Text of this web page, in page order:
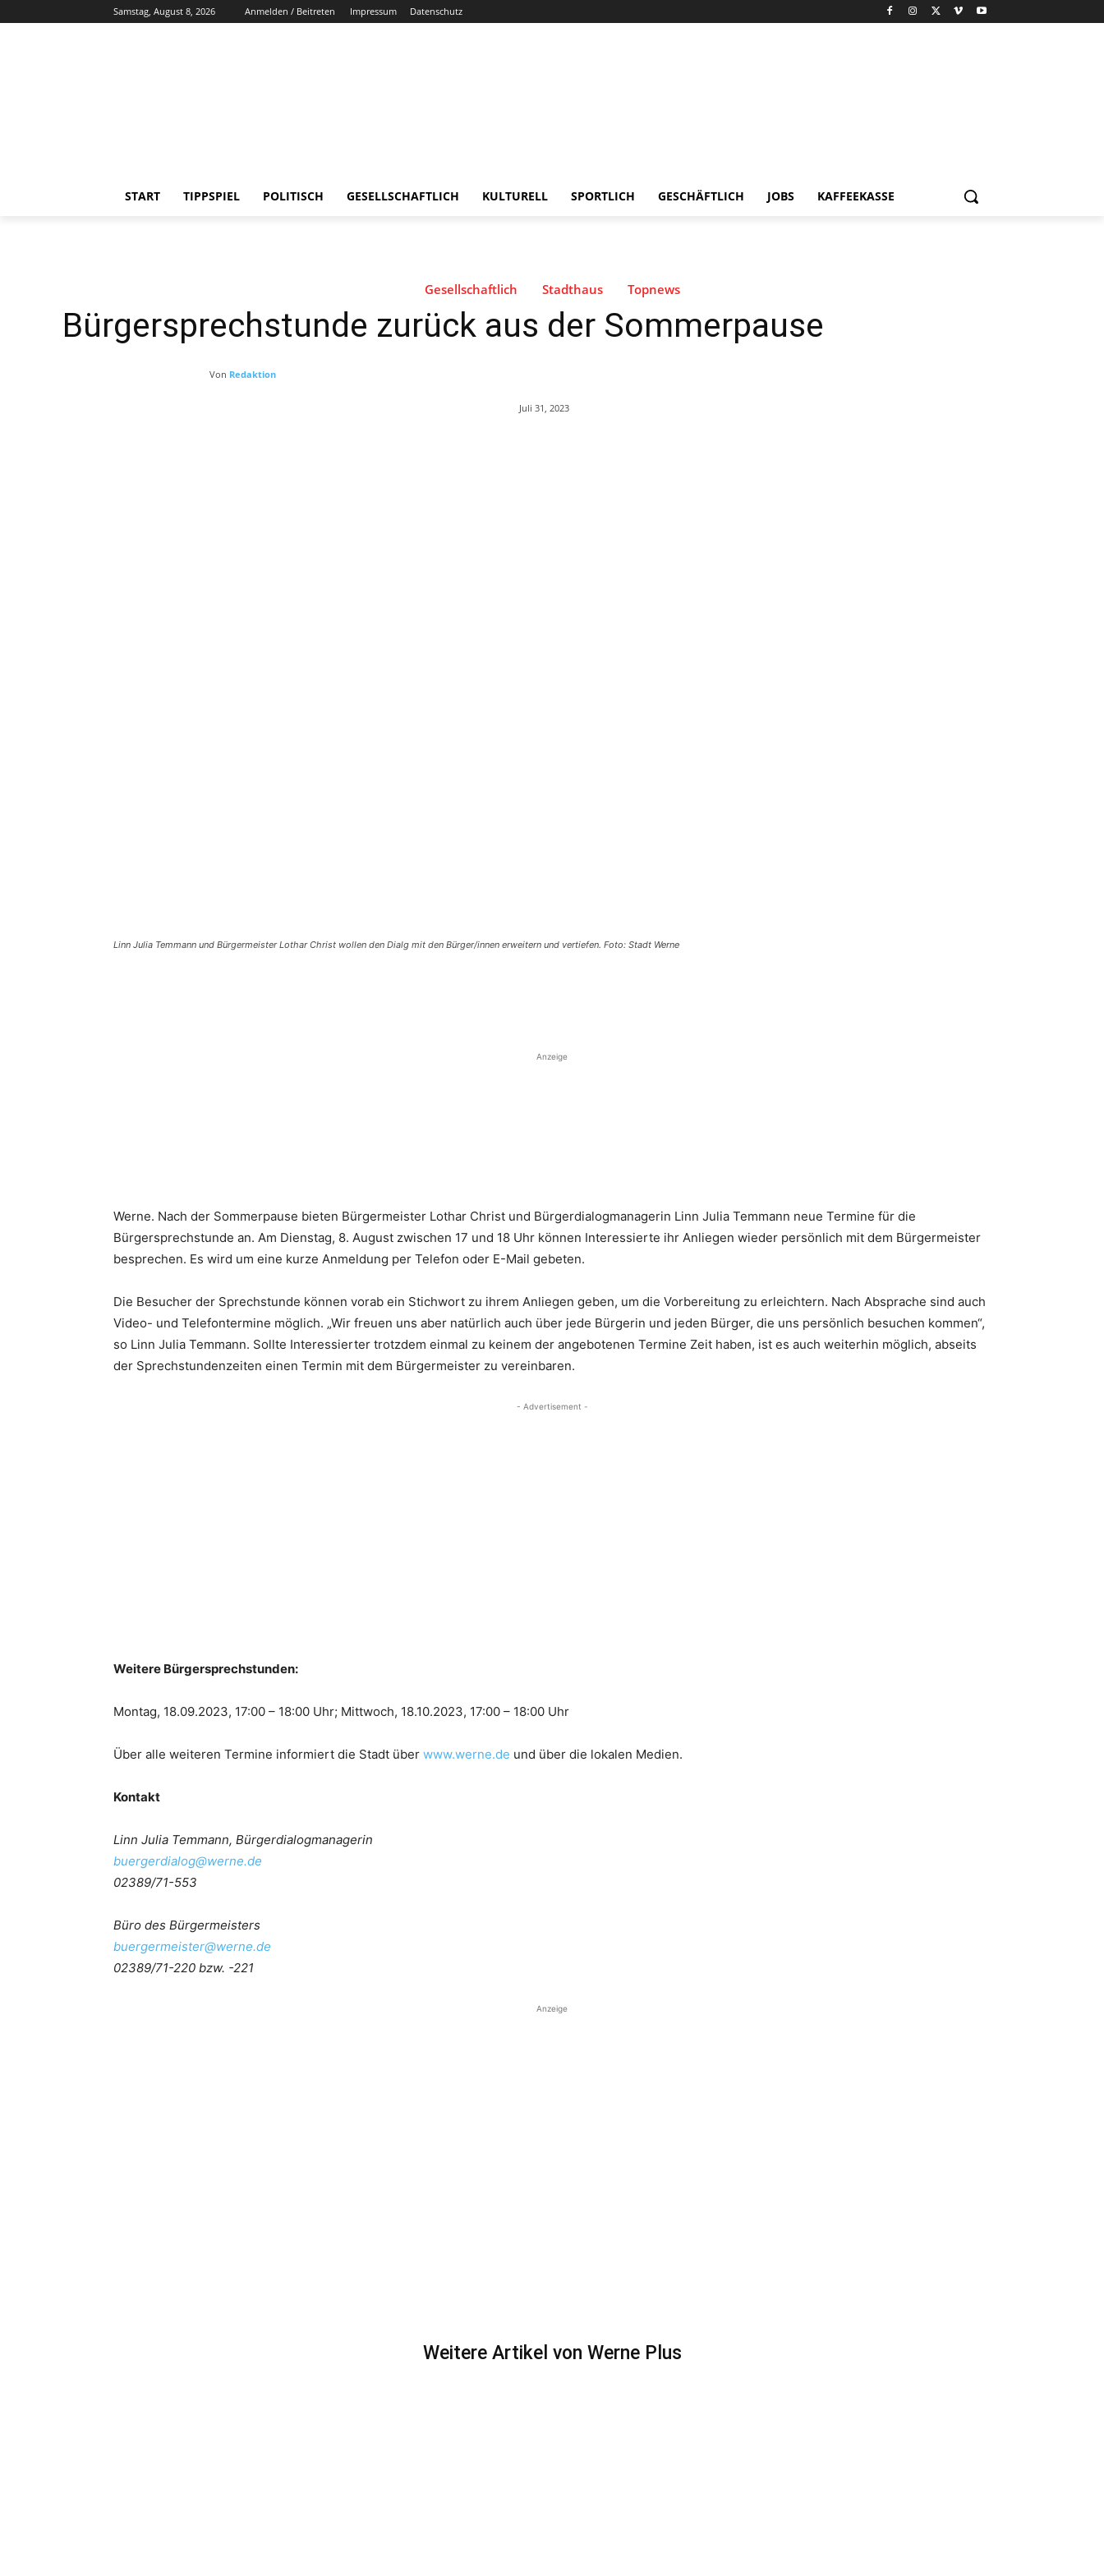
Samstag, August 8, 2026 Anmelden / Beitreten Impressum Datenschutz
START TIPPSPIEL POLITISCH GESELLSCHAFTLICH KULTURELL SPORTLICH GESCHÄFTLICH JOBS KAFFEEKASSE
Gesellschaftlich Stadthaus Topnews
Bürgersprechstunde zurück aus der Sommerpause
Von Redaktion
Juli 31, 2023
Linn Julia Temmann und Bürgermeister Lothar Christ wollen den Dialg mit den Bürger/innen erweitern und vertiefen. Foto: Stadt Werne
Anzeige
Werne. Nach der Sommerpause bieten Bürgermeister Lothar Christ und Bürgerdialogmanagerin Linn Julia Temmann neue Termine für die
Bürgersprechstunde an. Am Dienstag, 8. August zwischen 17 und 18 Uhr können Interessierte ihr Anliegen wieder persönlich mit dem Bürgermeister
besprechen. Es wird um eine kurze Anmeldung per Telefon oder E-Mail gebeten.
Die Besucher der Sprechstunde können vorab ein Stichwort zu ihrem Anliegen geben, um die Vorbereitung zu erleichtern. Nach Absprache sind auch
Video- und Telefontermine möglich. „Wir freuen uns aber natürlich auch über jede Bürgerin und jeden Bürger, die uns persönlich besuchen kommen“,
so Linn Julia Temmann. Sollte Interessierter trotzdem einmal zu keinem der angebotenen Termine Zeit haben, ist es auch weiterhin möglich, abseits
der Sprechstundenzeiten einen Termin mit dem Bürgermeister zu vereinbaren.
- Advertisement -
Weitere Bürgersprechstunden:
Montag, 18.09.2023, 17:00 – 18:00 Uhr; Mittwoch, 18.10.2023, 17:00 – 18:00 Uhr
Über alle weiteren Termine informiert die Stadt über www.werne.de und über die lokalen Medien.
Kontakt
Linn Julia Temmann, Bürgerdialogmanagerin
buergerdialog@werne.de
02389/71-553
Büro des Bürgermeisters
buergermeister@werne.de
02389/71-220 bzw. -221
Anzeige
Weitere Artikel von Werne Plus